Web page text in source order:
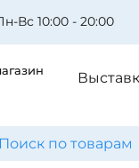
Вс 10:00 - 20:00